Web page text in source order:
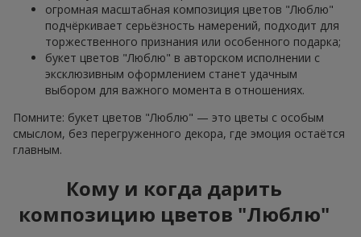
огромная масштабная композиция цветов "Люблю"
подчёркивает серьёзность намерений, подходит для
торжественного признания или особенного подарка;
букет цветов "Люблю" в авторском исполнении с
эксклюзивным оформлением станет удачным
выбором для важного момента в отношениях.
Помните: букет цветов "Люблю" — это цветы с особым
смыслом, без перегруженного декора, где эмоция остаётся
главным.
Кому и когда дарить
композицию цветов "Люблю"